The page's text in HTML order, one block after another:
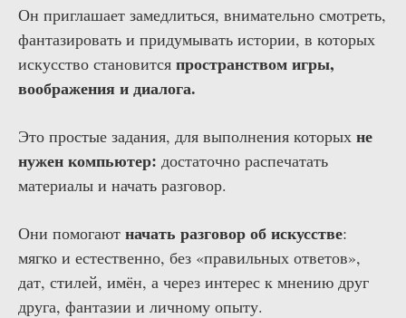
Он приглашает замедлиться, внимательно смотреть,
фантазировать и придумывать истории, в которых
искусство становится пространством игры,
воображения и диалога.
Это простые задания, для выполнения которых не
нужен компьютер: достаточно распечатать
материалы и начать разговор.
Они помогают начать разговор об искусстве:
мягко и естественно, без «правильных ответов»,
дат, стилей, имён, а через интерес к мнению друг
друга, фантазии и личному опыту.